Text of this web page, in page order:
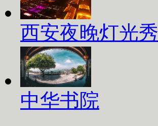
西安夜晚灯光秀
中华书院